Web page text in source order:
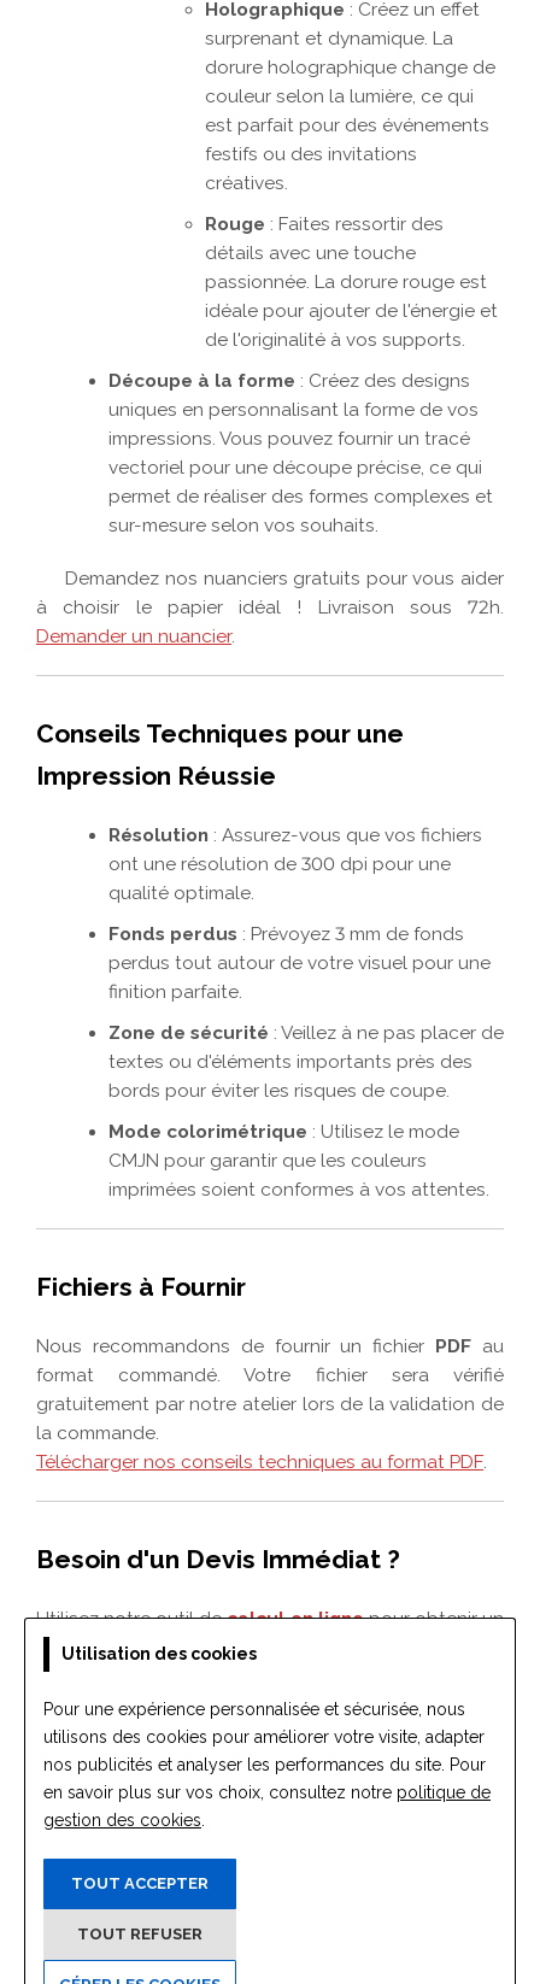
Utilisation des cookies
Pour une expérience personnalisée et sécurisée, nous
utilisons des cookies pour améliorer votre visite, adapter
nos publicités et analyser les performances du site. Pour
en savoir plus sur vos choix, consultez notre politique de
gestion des cookies
TOUT ACCEPTER
TOUT REFUSER